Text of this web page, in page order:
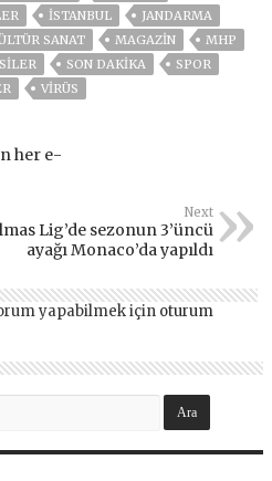
ISTANBUL
JANDARMA
SANAT MAGAZİN
MHP
SON DAKIKA
SPOR
VIRÜS
her e-
Next
Lig’de sezonun 3’üncü
ayağı Monaco’da yapıldı
yapabilmek için oturum